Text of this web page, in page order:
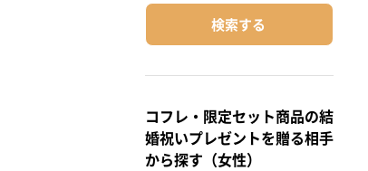
検索する
コフレ・限定セット商品の結
婚祝いプレゼントを贈る相手
から探す（女性）